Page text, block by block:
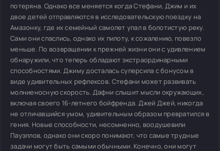
потеряна. Однако все меняется когда Стефани, Джим и их
двое детей отправляются в исследовательскую поездку на
Амазонку, где их семейный самолет упал в болотистую реку.
Сами они спаслись, однако их пилоту, к сожалению, повезло
меньше. По возвращении к прежней жизни они с удивлением
обнаружили, что теперь обладают экстраординарными
способностями. Джиму досталась суперсила с бонусом в
виде удивительных рефлексов. Стефани может развивать
молниеносную скорость. Дафни слышит мысли окружающих,
включая своего 16-летнего бойфренда. Джей Джей, никогда
не отличавшийся умом, удивительным образом превратился в
гения. Новые способности, несомненно, воодушевили
Пауэллов, однако они скоро понимают, что самые трудные
задачи могут быть самыми обычными. Конечно, они могут